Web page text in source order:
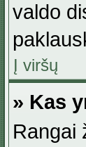
valdo
Į viršų
» Kas
Rangai